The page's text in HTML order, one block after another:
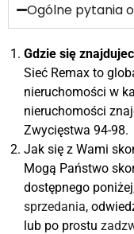
Ogólne pytania
Gdzie się
Sieć Remax to
nieruchomości w
nieruchomości
Zwycięstwa 94-98.
Jak się z Wami
Mogą Państwo
dostępnego
sprzedania,
lub po prostu